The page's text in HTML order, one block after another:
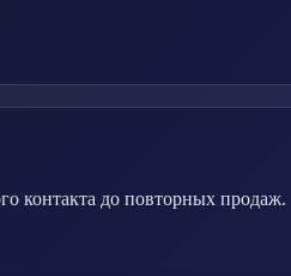
контакта до повторных продаж.